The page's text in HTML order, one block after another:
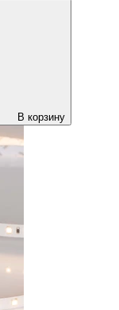
В корзину